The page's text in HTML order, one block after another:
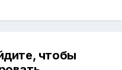
чтобы